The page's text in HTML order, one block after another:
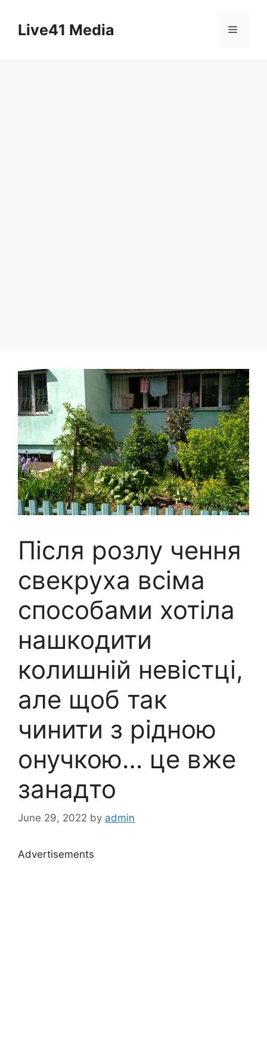
contentLive41 Media Menu
Після розлу чення
свекруха всіма
способами хотіла
нашкодити
колишній невістці,
але щоб так
чинити з рідною
онучкою… це вже
занадто
June 29, 2022 by admin
Advertisements